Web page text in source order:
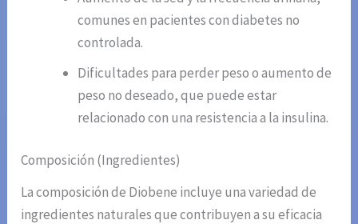
comunes en pacientes con diabetes no
controlada.
Dificultades para perder peso o aumento de
peso no deseado, que puede estar
relacionado con una resistencia a la insulina.
Composición (Ingredientes)
La composición de Diobene incluye una variedad de
ingredientes naturales que contribuyen a su eficacia